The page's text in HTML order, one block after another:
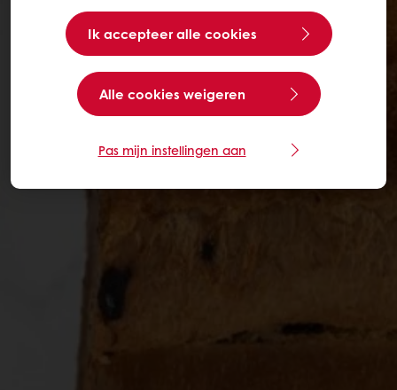
Ik accepteer alle cookies
Alle cookies weigeren
Pas mijn instellingen aan